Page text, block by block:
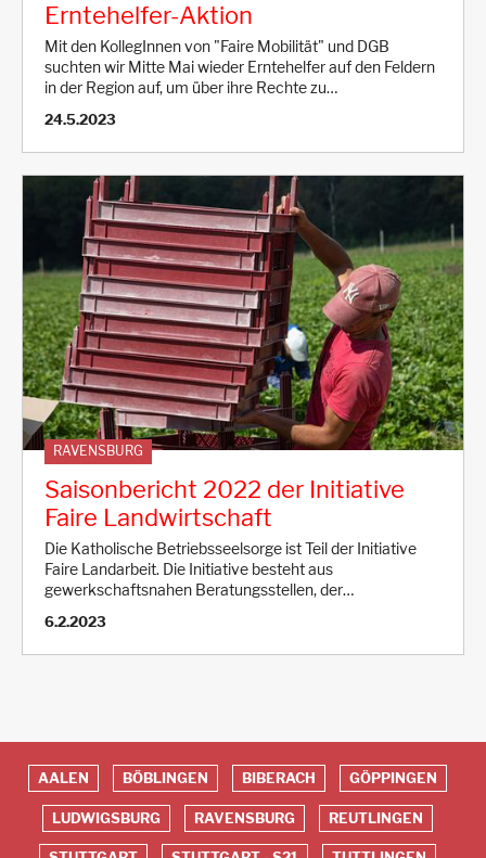
Erntehelfer-Aktion
Mit den KollegInnen von "Faire Mobilität" und DGB
suchten wir Mitte Mai wieder Erntehelfer auf den Feldern
in der Region auf, um über ihre Rechte zu…
24.5.2023
RAVENSBURG
Saisonbericht 2022 der Initiative
Faire Landwirtschaft
Die Katholische Betriebsseelsorge ist Teil der Initiative
Faire Landarbeit. Die Initiative besteht aus
gewerkschaftsnahen Beratungsstellen, der…
6.2.2023
Red
Footer
AALEN BÖBLINGEN BIBERACH GÖPPINGEN
LUDWIGSBURG RAVENSBURG REUTLINGEN